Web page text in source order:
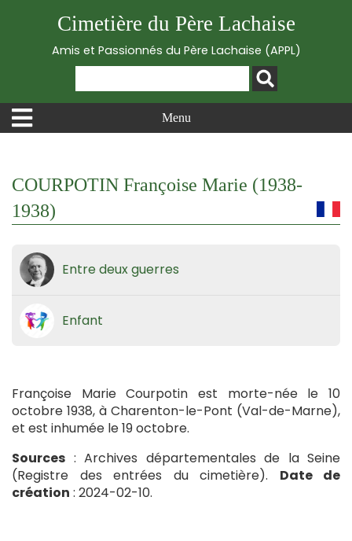
Cimetière du Père Lachaise
Amis et Passionnés du Père Lachaise (APPL)
Menu
COURPOTIN Françoise Marie (1938-
1938)
Entre deux guerres
Enfant
Françoise Marie Courpotin est morte-née le 10
octobre 1938, à Charenton-le-Pont (Val-de-Marne),
et est inhumée le 19 octobre.
Sources : Archives départementales de la Seine
(Registre des entrées du cimetière). Date de
création : 2024-02-10.